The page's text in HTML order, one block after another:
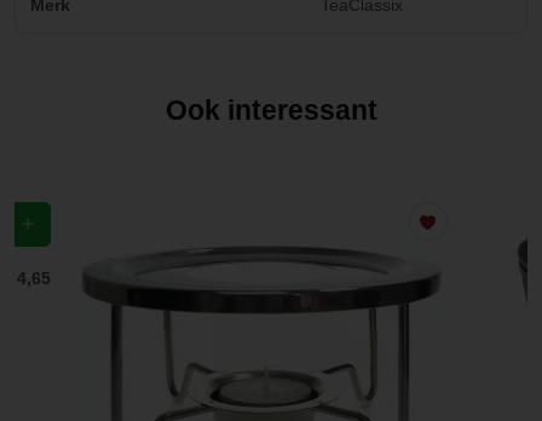
Merk TeaClassix
Ook interessant
€ 4,65